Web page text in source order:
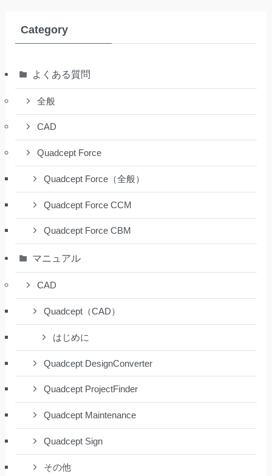
Category
よくある質問
全般
CAD
Quadcept Force
Quadcept Force（全般）
Quadcept Force CCM
Quadcept Force CBM
マニュアル
CAD
Quadcept（CAD）
はじめに
Quadcept DesignConverter
Quadcept ProjectFinder
Quadcept Maintenance
Quadcept Sign
その他